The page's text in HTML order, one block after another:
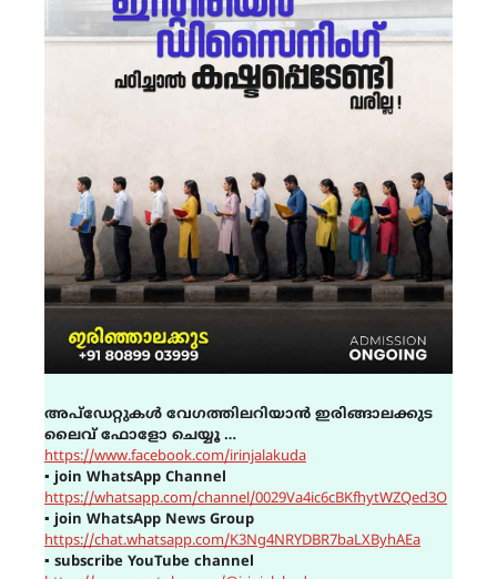
അപ്ഡേറ്റുകൾ വേഗത്തിലറിയാൻ ഇരിങ്ങാലക്കുട
ലൈവ് ഫോളോ ചെയ്യൂ …
https://www.facebook.com/irinjalakuda
▪ join WhatsApp Channel
https://whatsapp.com/channel/0029Va4ic6cBKfhytWZQed3O
▪ join WhatsApp News Group
https://chat.whatsapp.com/K3Ng4NRYDBR7baLXByhAEa
▪ subscribe YouTube channel